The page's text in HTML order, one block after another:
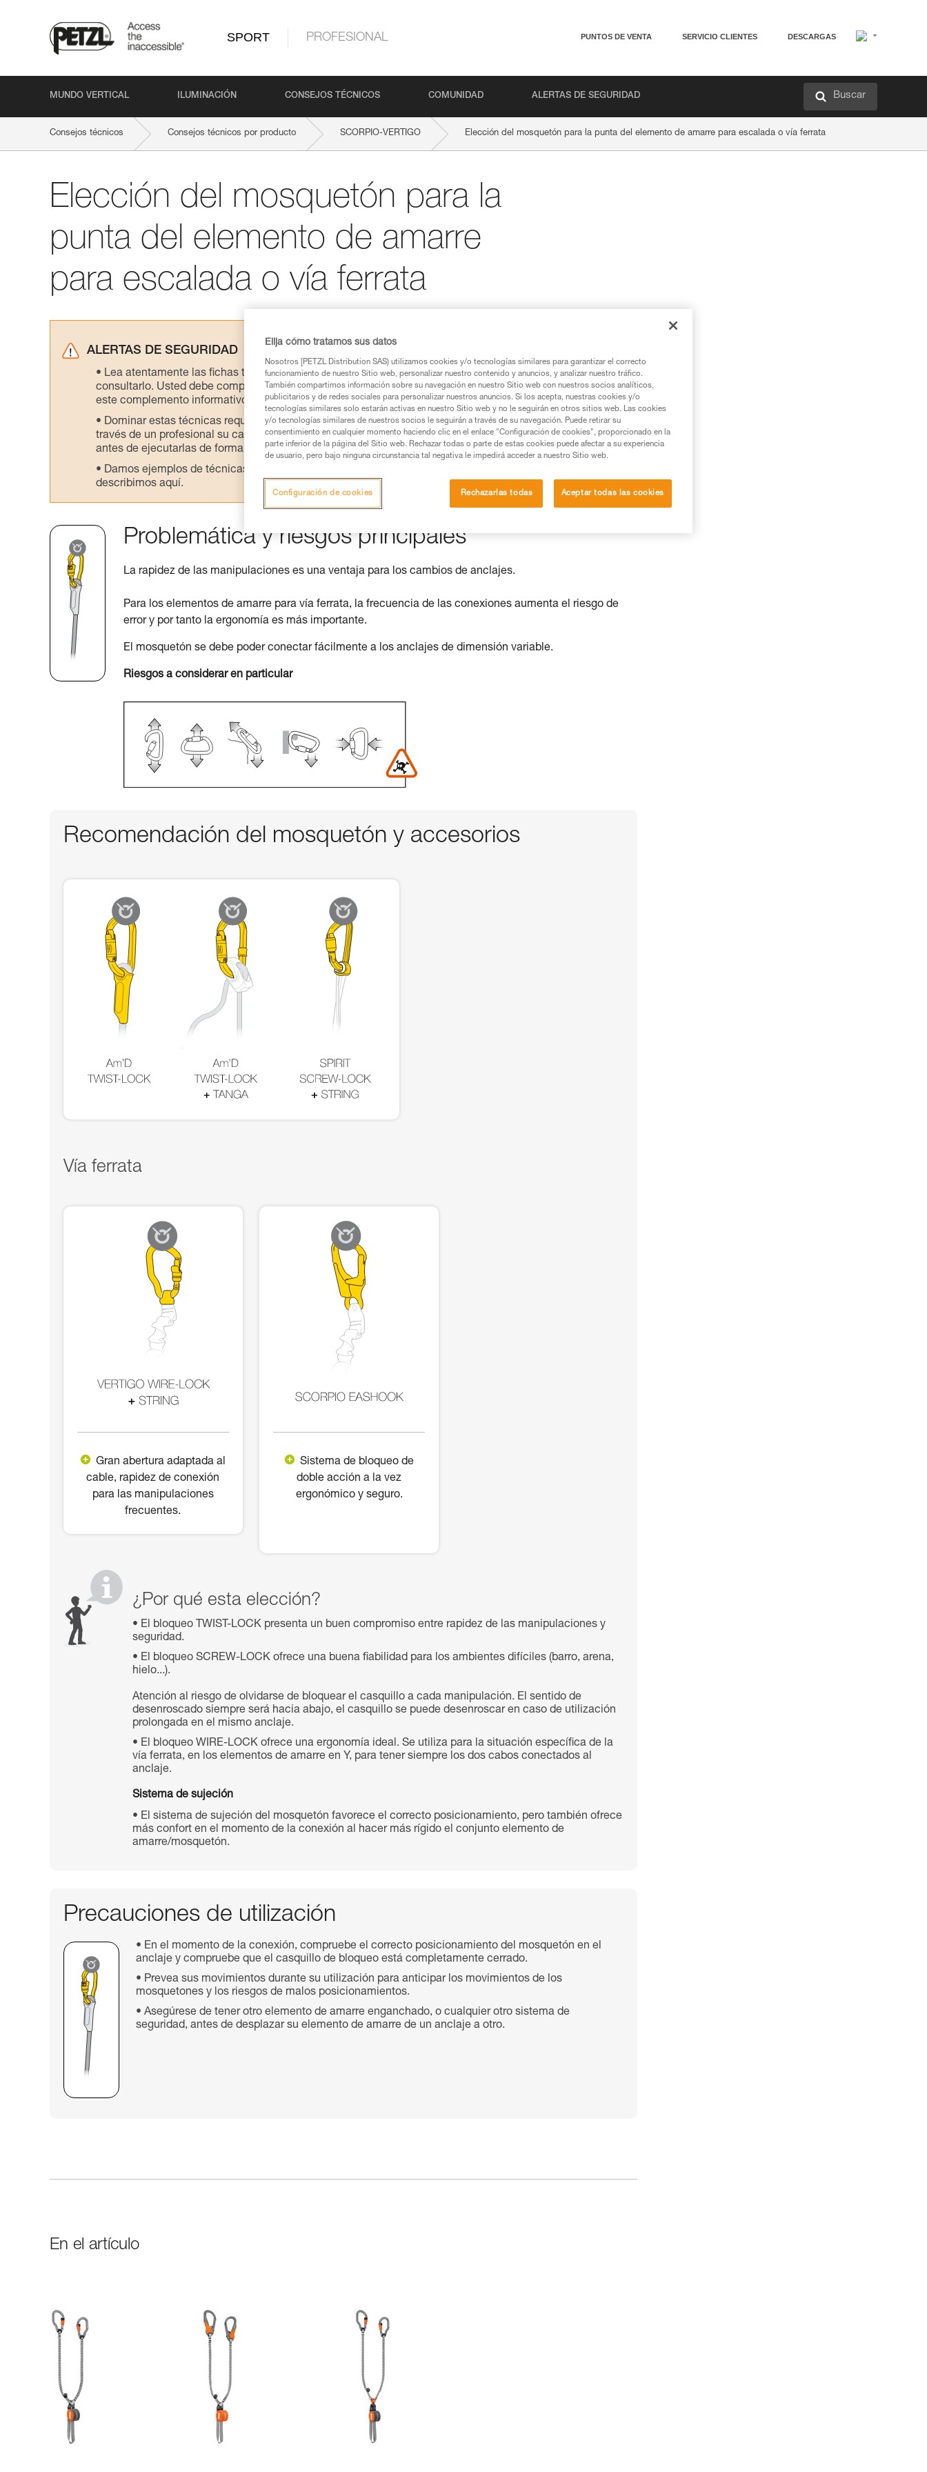
SPORT PROFESIONAL PUNTOS DE VENTA SERVICIO CLIENTES DESCARGAS
MUNDO VERTICAL ILUMINACIÓN CONSEJOS TÉCNICOS COMUNIDAD ALERTAS DE SEGURIDAD Buscar
Consejos técnicos Consejos técnicos por producto SCORPIO-VERTIGO Elección del mosquetón para la punta del elemento de amarre para escalada o vía ferrata
Elección del mosquetón para la
punta del elemento de amarre
para escalada o vía ferrata
ALERTAS DE SEGURIDAD
Lea atentamente las fichas técnicas de los productos utilizados en este consejo antes de
consultarlo. Usted debe comprender la información de la ficha técnica para poder comprender
este complemento informativo.
Dominar estas técnicas requiere una formación y un entrenamiento específico. Confirme a
través de un profesional su capacidad para ejecutar estas técnicas, solo y con total seguridad,
antes de ejecutarlas de forma autónoma.
Damos ejemplos de técnicas relacionadas con su actividad. Pueden existir otras que no
describimos aquí.
Problemática y riesgos principales
La rapidez de las manipulaciones es una ventaja para los cambios de anclajes.
Para los elementos de amarre para vía ferrata, la frecuencia de las conexiones aumenta el riesgo de
error y por tanto la ergonomía es más importante.
El mosquetón se debe poder conectar fácilmente a los anclajes de dimensión variable.
Riesgos a considerar en particular
Recomendación del mosquetón y accesorios
Vía ferrata
Gran abertura adaptada al
cable, rapidez de conexión
para las manipulaciones
frecuentes.
Sistema de bloqueo de
doble acción a la vez
ergonómico y seguro.
¿Por qué esta elección?
El bloqueo TWIST-LOCK presenta un buen compromiso entre rapidez de las manipulaciones y
seguridad.
El bloqueo SCREW-LOCK ofrece una buena fiabilidad para los ambientes difíciles (barro, arena,
hielo...).
Atención al riesgo de olvidarse de bloquear el casquillo a cada manipulación. El sentido de
desenroscado siempre será hacia abajo, el casquillo se puede desenroscar en caso de utilización
prolongada en el mismo anclaje.
El bloqueo WIRE-LOCK ofrece una ergonomía ideal. Se utiliza para la situación específica de la
vía ferrata, en los elementos de amarre en Y, para tener siempre los dos cabos conectados al
anclaje.
Sistema de sujeción
El sistema de sujeción del mosquetón favorece el correcto posicionamiento, pero también ofrece
más confort en el momento de la conexión al hacer más rígido el conjunto elemento de
amarre/mosquetón.
Precauciones de utilización
En el momento de la conexión, compruebe el correcto posicionamiento del mosquetón en el
anclaje y compruebe que el casquillo de bloqueo está completamente cerrado.
Prevea sus movimientos durante su utilización para anticipar los movimientos de los
mosquetones y los riesgos de malos posicionamientos.
Asegúrese de tener otro elemento de amarre enganchado, o cualquier otro sistema de
seguridad, antes de desplazar su elemento de amarre de un anclaje a otro.
En el artículo
Elija cómo tratamos sus datos
Nosotros [PETZL Distribution SAS) utilizamos cookies y/o tecnologías similares para garantizar el correcto
funcionamiento de nuestro Sitio web, personalizar nuestro contenido y anuncios, y analizar nuestro tráfico.
También compartimos información sobre su navegación en nuestro Sitio web con nuestros socios analíticos,
publicitarios y de redes sociales para personalizar nuestros anuncios. Si los acepta, nuestras cookies y/o
tecnologías similares solo estarán activas en nuestro Sitio web y no le seguirán en otros sitios web. Las cookies
y/o tecnologías similares de nuestros socios le seguirán a través de su navegación. Puede retirar su
consentimiento en cualquier momento haciendo clic en el enlace "Configuración de cookies", proporcionado en la
parte inferior de la página del Sitio web. Rechazar todas o parte de estas cookies puede afectar a su experiencia
de usuario, pero bajo ninguna circunstancia tal negativa le impedirá acceder a nuestro Sitio web.
Rechazarlas todas Aceptar todas las cookies
Configuración de cookies